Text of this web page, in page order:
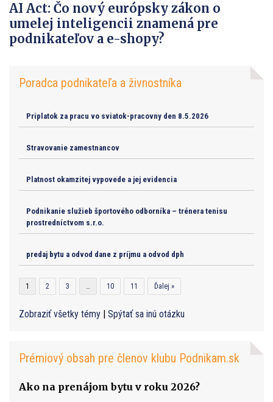
AI Act: Čo nový európsky zákon o
umelej inteligencii znamená pre
podnikateľov a e-shopy?
Poradca podnikateľa a živnostníka
Priplatok za pracu vo sviatok-pracovny den 8.5.2026
Stravovanie zamestnancov
Platnost okamzitej vypovede a jej evidencia
Podnikanie služieb športového odborníka – trénera tenisu
prostredníctvom s.r.o.
predaj bytu a odvod dane z príjmu a odvod dph
1 2 3 … 10 11 Ďalej »
Zobraziť všetky témy Spýtať sa inú otázku
Prémiový obsah pre členov klubu Podnikam.sk
Ako na prenájom bytu v roku 2026?